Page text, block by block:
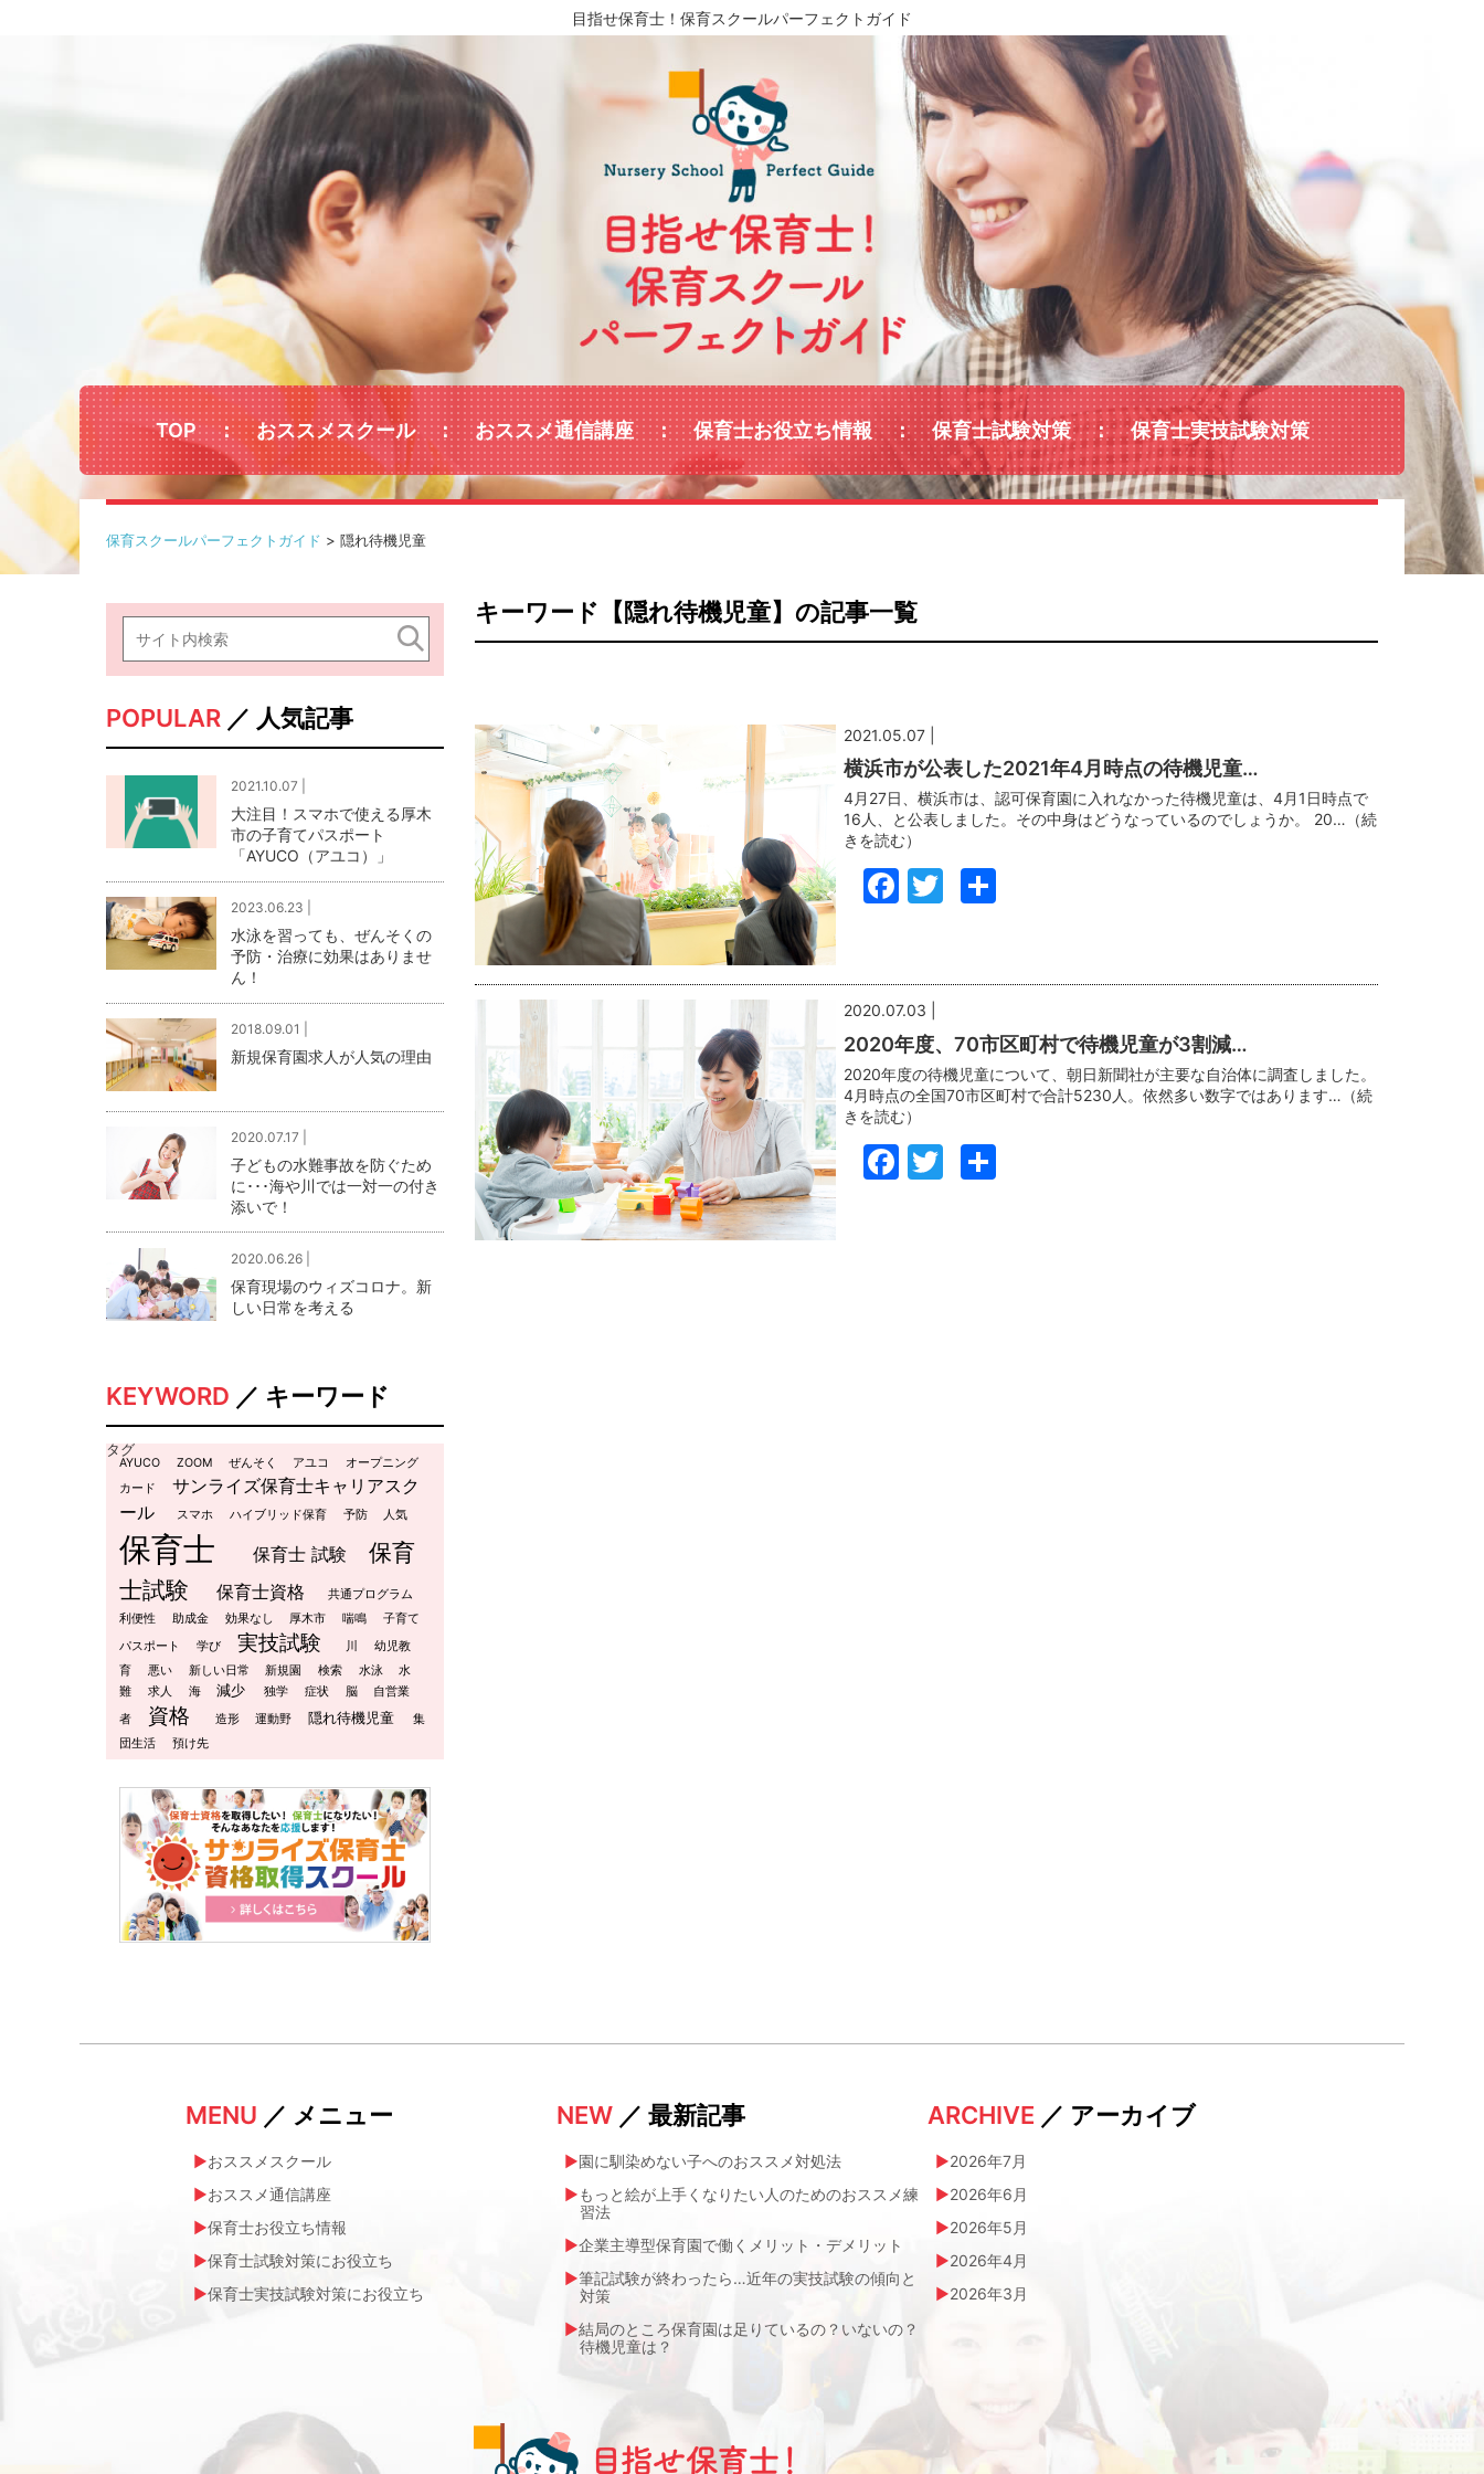
目指せ保育士！保育スクールパーフェクトガイド
TOP おススメスクール おススメ通信講座 保育士お役立ち情報 保育士試験対策 保育士実技試験対策
保育スクールパーフェクトガイド > 隠れ待機児童
キーワード【隠れ待機児童】の記事一覧
2021.05.07 |
横浜市が公表した2021年4月時点の待機児童…
4月27日、横浜市は、認可保育園に入れなかった待機児童は、4月1日時点で
16人、と公表しました。その中身はどうなっているのでしょうか。 20…（続
きを読む）
Facebook
Twitter
2020.07.03 |
2020年度、70市区町村で待機児童が3割減…
2020年度の待機児童について、朝日新聞社が主要な自治体に調査しました。
4月時点の全国70市区町村で合計5230人。依然多い数字ではあります…（続
きを読む）
Facebook
Twitter
POPULAR ／ 人気記事
2021.10.07 |
大注目！スマホで使える厚木
市の子育てパスポート
「AYUCO（アユコ）」
2023.06.23 |
水泳を習っても、ぜんそくの
予防・治療に効果はありませ
ん！
2018.09.01 |
新規保育園求人が人気の理由
2020.07.17 |
子どもの水難事故を防ぐため
に･･･海や川では一対一の付き
添いで！
2020.06.26 |
保育現場のウィズコロナ。新
しい日常を考える
KEYWORD ／ キーワード
タグ
AYUCO ZOOM ぜんそく アユコ
オープニング
カード
サンライズ保育士キャリアスク
ール
スマホ ハイブリッド保育 予防 人気
保育士 保育士 試験
保育
士試験
保育士資格
共通プログラム
利便性
助成金 効果なし 厚木市 喘鳴
子育て
パスポート
学び 実技試験 川
幼児教
育
悪い 新しい日常 新規園 検索 水泳
水
難
求人 海 減少 独学 症状 脳
自営業
者
資格 造形 運動野 隠れ待機児童
集
団生活
預け先
MENU ／ メニュー
おススメスクール
おススメ通信講座
保育士お役立ち情報
保育士試験対策にお役立ち
保育士実技試験対策にお役立ち
NEW／ 最新記事
園に馴染めない子へのおススメ対処法
もっと絵が上手くなりたい人のためのおススメ練
習法
企業主導型保育園で働くメリット・デメリット
筆記試験が終わったら…近年の実技試験の傾向と
対策
結局のところ保育園は足りているの？いないの？
待機児童は？
ARCHIVE ／ アーカイブ
2026年7月
2026年6月
2026年5月
2026年4月
2026年3月